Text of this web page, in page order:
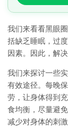
我们来看看黑眼
括缺乏睡眠，过
因素。因此，解
我们来探讨一些
有效途径。每晚
劳，让身体得到
食均衡，尽量避
减少对身体的刺